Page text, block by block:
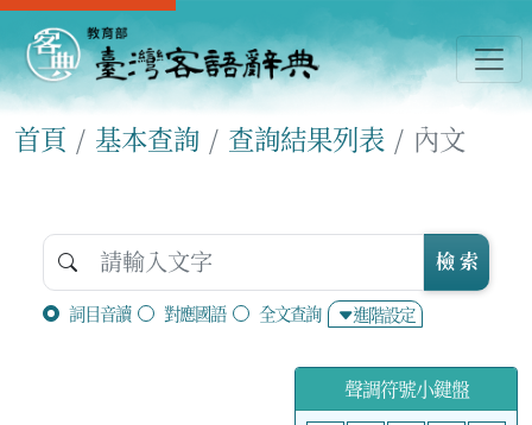
首頁 基本查詢 查詢結果列表 內文
詞目音讀 對應國語 全文查詢 進階設定
檢 索
聲調符號小鍵盤